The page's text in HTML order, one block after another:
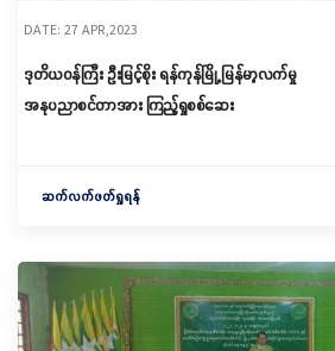
DATE: 27 APR,2023
ဒုတိယဝန်ကြီး ဦးမြင့်စိုး ရန်ကုန်မြို့ မြန်မာ့လက်မှု
အနုပညာစင်တာအား ကြည့်ရှုစစ်ဆေး
ဆက်လက်ဖတ်ရှုရန်